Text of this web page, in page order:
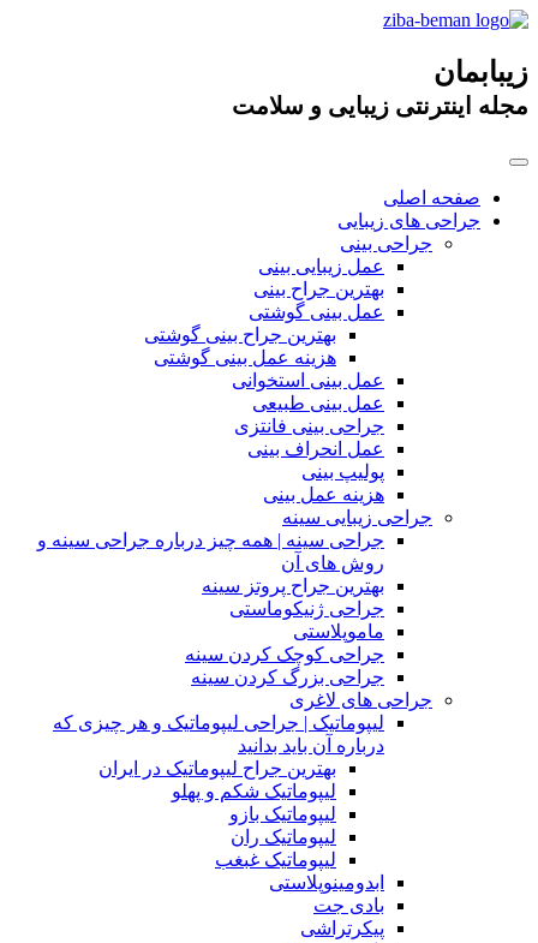
زیبابمان
مجله اینترنتی زیبایی و سلامت
صفحه اصلی
جراحی های زیبایی
جراحی بینی
عمل زیبایی بینی
بهترین جراح بینی
عمل بینی گوشتی
بهترین جراح بینی گوشتی
هزینه عمل بینی گوشتی
عمل بینی استخوانی
عمل بینی طبیعی
جراحی بینی فانتزی
عمل انحراف بینی
پولیپ بینی
هزینه عمل بینی
جراحی زیبایی سینه
جراحی سینه | همه چیز درباره جراحی سینه و
روش های آن
بهترین جراح پروتز سینه
جراحی ژنیکوماستی
ماموپلاستی
جراحی کوچک کردن سینه
جراحی بزرگ کردن سینه
جراحی های لاغری
لیپوماتیک | جراحی لیپوماتیک و هر چیزی که
درباره آن باید بدانید
بهترین جراح لیپوماتیک در ایران
لیپوماتیک شکم و پهلو
لیپوماتیک بازو
لیپوماتیک ران
لیپوماتیک غبغب
ابدومینوپلاستی
بادی‌ جت
پیکرتراشی